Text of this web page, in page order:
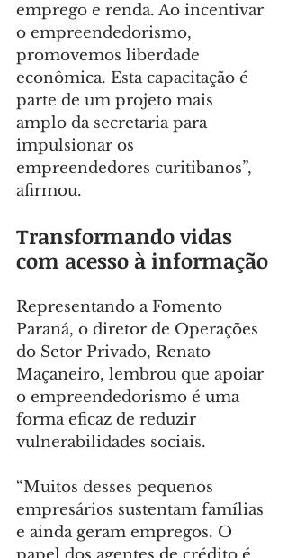
emprego e renda. Ao incentivar
o empreendedorismo,
promovemos liberdade
econômica. Esta capacitação é
parte de um projeto mais
amplo da secretaria para
impulsionar os
empreendedores curitibanos”,
afirmou.
Transformando vidas
com acesso à informação
Representando a Fomento
Paraná, o diretor de Operações
do Setor Privado, Renato
Maçaneiro, lembrou que apoiar
o empreendedorismo é uma
forma eficaz de reduzir
vulnerabilidades sociais.
“Muitos desses pequenos
empresários sustentam famílias
e ainda geram empregos. O